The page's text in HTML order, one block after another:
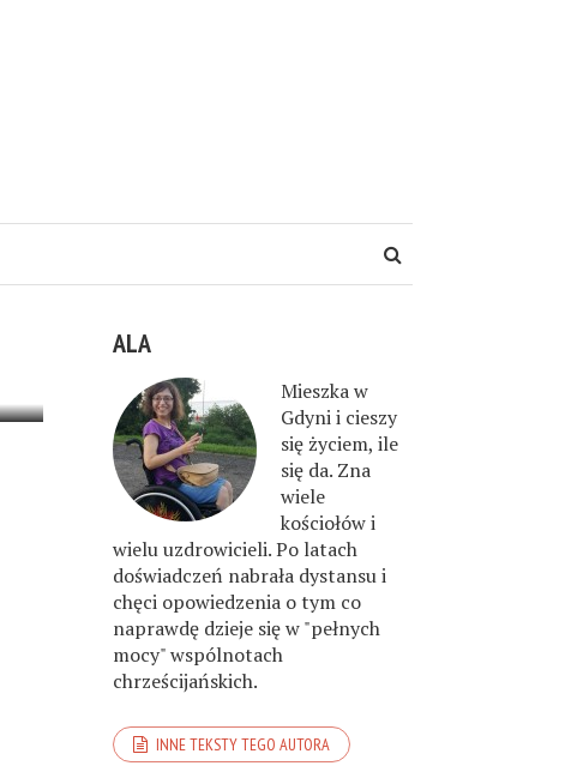
ALA
Mieszka w
Gdyni i cieszy
się życiem, ile
się da. Zna
wiele
kościołów i
wielu uzdrowicieli. Po latach
doświadczeń nabrała dystansu i
chęci opowiedzenia o tym co
naprawdę dzieje się w "pełnych
mocy" wspólnotach
chrześcijańskich.
INNE TEKSTY TEGO AUTORA